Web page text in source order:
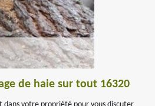
de haie sur tout 16320